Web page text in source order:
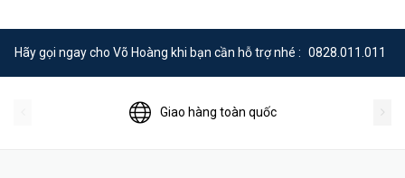
Giám sát trạng thái mạng:
Hãy gọi ngay cho Võ Hoàng khi bạn cần hỗ trợ nhé : 0828.011.011
Giao hàng toàn quốc